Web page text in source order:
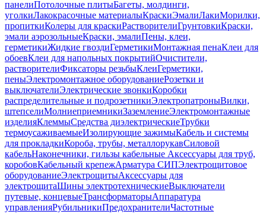
панелиПотолочные плитыБагеты, молдинги,
уголкиЛакокрасочные материалыКраскиЭмалиЛакиМорилки,
пропиткиКолеры для краскиРастворителиГрунтовкиКраски,
эмали аэрозольныеКраски, эмалиПены, клеи,
герметикиЖидкие гвоздиГерметикиМонтажная пенаКлеи для
обоевКлеи для напольных покрытийОчистители,
растворителиФиксаторы резьбыКлеиГерметики,
пеныЭлектромонтажное оборудованиеРозетки и
выключателиЭлектрические звонкиКоробки
распределительные и подрозетникиЭлектропатроныВилки,
штепселиМолниеприемникиЗаземлениеЭлектромонтажные
изделияКлеммыСредства диэлектрическиеТрубки
термоусаживаемыеИзолирующие зажимыКабель и системы
для прокладкиКороба, трубы, металлорукавСиловой
кабельНаконечники, гильзы кабельные Аксессуары для труб,
коробовКабельный крепежАрматура СИПЭлектрощитовое
оборудованиеЭлектрощитыАксессуары для
электрощитаШины электротехническиеВыключатели
путевые, концевыеТрансформаторыАппаратура
управленияРубильникиПредохранителиЧастотные